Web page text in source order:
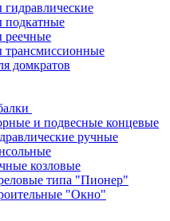
подкатные
реечные
трансмиссионные
домкратов
и подвесные концевые
ручные
козловые
типа "Пионер"
"Окно"